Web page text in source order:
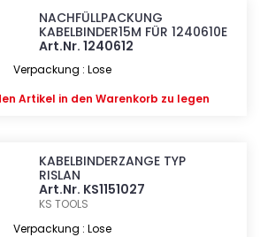
NACHFÜLLPACKUNG
KABELBINDER15M FÜR 1240610E
Art.Nr. 1240612
Verpackung : Lose
Artikel in den Warenkorb zu legen
KABELBINDERZANGE TYP
RISLAN
Art.Nr. KS1151027
KS TOOLS
Verpackung : Lose